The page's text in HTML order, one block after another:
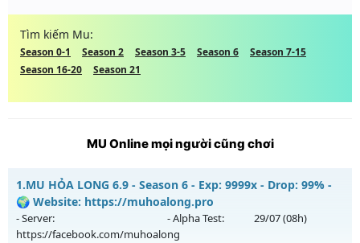
Tìm kiếm Mu:
Season 0-1 Season 2 Season 3-5 Season 6
Season 7-15
Season 16-20
Season 21
MU Online mọi người cũng chơi
1.MU HỎA LONG 6.9 - Season 6 - Exp: 9999x - Drop: 99% -
🌍 Website: https://muhoalong.pro
- Server:
https://facebook.com/muhoalong
- Alpha Test: 29/07(08h)